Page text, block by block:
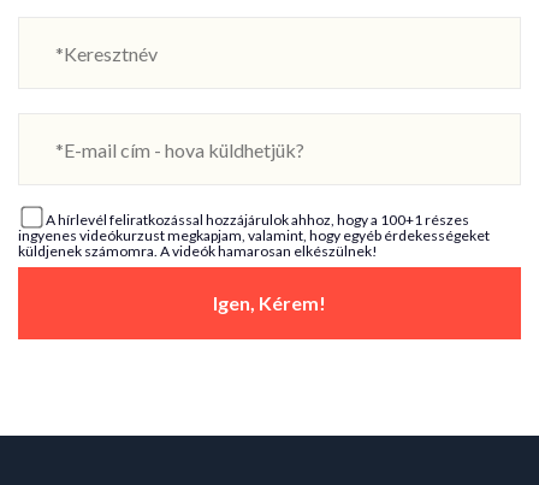
A hírlevél feliratkozással hozzájárulok ahhoz, hogy a 100+1 részes
ingyenes videókurzust megkapjam, valamint, hogy egyéb érdekességeket
küldjenek számomra. A videók hamarosan elkészülnek!
Igen, Kérem!